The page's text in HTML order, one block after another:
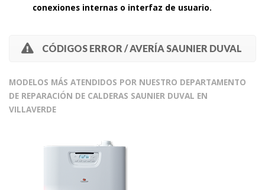
conexiones internas o interfaz de usuario.
CÓDIGOS ERROR / AVERÍA SAUNIER DUVAL
MODELOS MÁS ATENDIDOS POR NUESTRO DEPARTAMENTO
DE REPARACIÓN DE CALDERAS SAUNIER DUVAL EN
VILLAVERDE